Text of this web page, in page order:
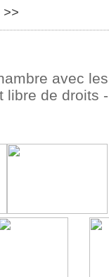
>>
avec
libre de droits -